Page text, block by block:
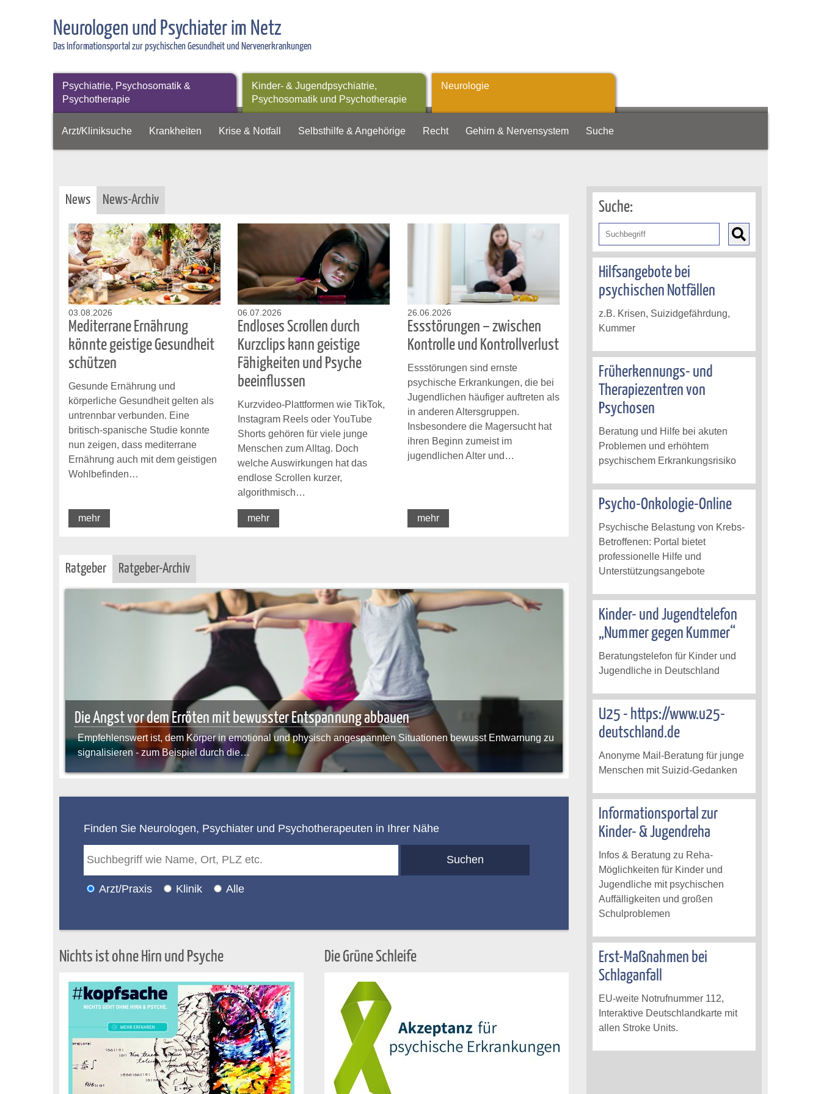
Neurologen und Psychiater im Netz
Das Informationsportal zur psychischen Gesundheit und Nervenerkrankungen
Psychiatrie, Psychosomatik &
Psychotherapie
Kinder- & Jugendpsychiatrie,
Psychosomatik und Psychotherapie
Neurologie
Arzt/Kliniksuche Krankheiten Krise & Notfall Selbsthilfe & Angehörige Recht Gehirn & Nervensystem Suche
News News-Archiv
03.08.2026
Mediterrane Ernährung
könnte geistige Gesundheit
schützen
Gesunde Ernährung und
körperliche Gesundheit gelten als
untrennbar verbunden. Eine
britisch-spanische Studie konnte
nun zeigen, dass mediterrane
Ernährung auch mit dem geistigen
Wohlbefinden…
mehr
06.07.2026
Endloses Scrollen durch
Kurzclips kann geistige
Fähigkeiten und Psyche
beeinflussen
Kurzvideo-Plattformen wie TikTok,
Instagram Reels oder YouTube
Shorts gehören für viele junge
Menschen zum Alltag. Doch
welche Auswirkungen hat das
endlose Scrollen kurzer,
algorithmisch…
mehr
26.06.2026
Essstörungen – zwischen
Kontrolle und Kontrollverlust
Essstörungen sind ernste
psychische Erkrankungen, die bei
Jugendlichen häufiger auftreten als
in anderen Altersgruppen.
Insbesondere die Magersucht hat
ihren Beginn zumeist im
jugendlichen Alter und…
mehr
Ratgeber Ratgeber-Archiv
Die Angst vor dem Erröten mit bewusster Entspannung abbauen
Empfehlenswert ist, dem Körper in emotional und physisch angespannten Situationen bewusst Entwarnung zu
signalisieren - zum Beispiel durch die…
Finden Sie Neurologen, Psychiater und Psychotherapeuten in Ihrer Nähe
Arzt/Praxis Klinik Alle
Nichts ist ohne Hirn und Psyche Die Grüne Schleife
Suche:
Hilfsangebote bei
psychischen Notfällen
z.B. Krisen, Suizidgefährdung,
Kummer
Früherkennungs- und
Therapiezentren von
Psychosen
Beratung und Hilfe bei akuten
Problemen und erhöhtem
psychischem Erkrankungsrisiko
Psycho-Onkologie-Online
Psychische Belastung von Krebs-
Betroffenen: Portal bietet
professionelle Hilfe und
Unterstützungsangebote
Kinder- und Jugendtelefon
„Nummer gegen Kummer“
Beratungstelefon für Kinder und
Jugendliche in Deutschland
U25 - https://www.u25-
deutschland.de
Anonyme Mail-Beratung für junge
Menschen mit Suizid-Gedanken
Informationsportal zur
Kinder- & Jugendreha
Infos & Beratung zu Reha-
Möglichkeiten für Kinder und
Jugendliche mit psychischen
Auffälligkeiten und großen
Schulproblemen
Erst-Maßnahmen bei
Schlaganfall
EU-weite Notrufnummer 112,
Interaktive Deutschlandkarte mit
allen Stroke Units.